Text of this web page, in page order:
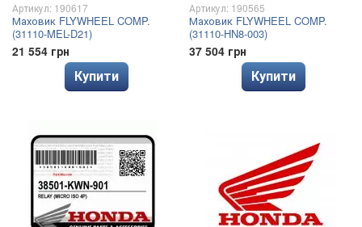
Артикул: 190617
Маховик FLYWHEEL COMP.
(31110-MEL-D21)
21 554 грн
Купити
Артикул: 190565
Маховик FLYWHEEL COMP.
(31110-HN8-003)
37 504 грн
Купити